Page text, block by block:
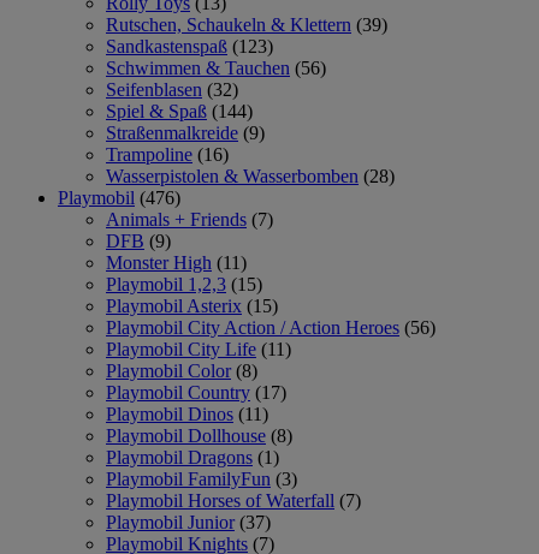
Rutschen, Schaukeln & Klettern (39)
Sandkastenspaß (123)
Schwimmen & Tauchen (56)
Seifenblasen (32)
Spiel & Spaß (144)
Straßenmalkreide (9)
Trampoline (16)
Wasserpistolen & Wasserbomben (28)
Playmobil (476)
Animals + Friends (7)
DFB (9)
Monster High (11)
Playmobil 1,2,3 (15)
Playmobil Asterix (15)
Playmobil City Action / Action Heroes (56)
Playmobil City Life (11)
Playmobil Color (8)
Playmobil Country (17)
Playmobil Dinos (11)
Playmobil Dollhouse (8)
Playmobil Dragons (1)
Playmobil FamilyFun (3)
Playmobil Horses of Waterfall (7)
Playmobil Junior (37)
Playmobil Knights (7)